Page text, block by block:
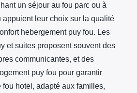
un séjour au fou parc ou à
appuient leur choix sur la qualité
hebergement puy fou. Les
et suites proposent souvent des
communicantes, et des
puy fou pour garantir
fou hotel, adapté aux familles,